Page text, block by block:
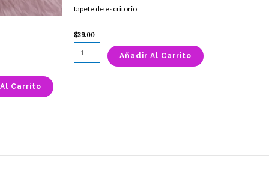
Carrito
tapete de escritorio
$39.00
Añadir Al Carrito